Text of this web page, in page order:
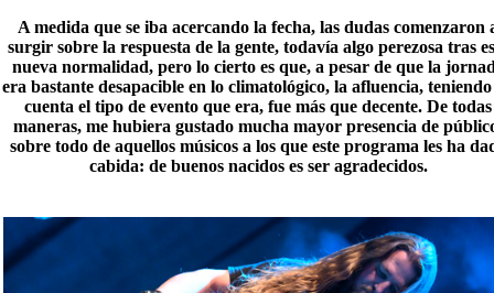
A medida que se iba acercando la fecha, las dudas comenzaron
surgir sobre la respuesta de la gente, todavía algo perezosa tras
nueva normalidad, pero lo cierto es que, a pesar de que la
era bastante desapacible en lo climatológico, la afluencia,
cuenta el tipo de evento que era, fue más que decente. De todas
maneras, me hubiera gustado mucha mayor presencia de
sobre todo de aquellos músicos a los que este programa les ha
cabida: de buenos nacidos es ser agradecidos.